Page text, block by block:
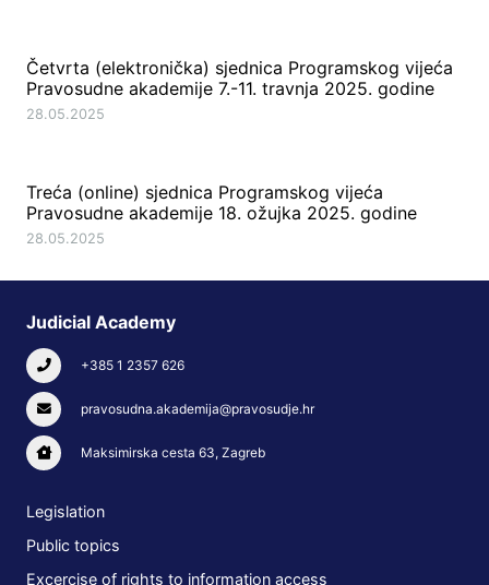
Četvrta (elektronička) sjednica Programskog vijeća
Pravosudne akademije 7.-11. travnja 2025. godine
28.05.2025
Treća (online) sjednica Programskog vijeća
Pravosudne akademije 18. ožujka 2025. godine
28.05.2025
Judicial Academy
+385 1 2357 626
pravosudna.akademija@pravosudje.hr
Maksimirska cesta 63, Zagreb
Legislation
Public topics
Excercise of rights to information access